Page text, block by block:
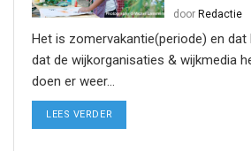
door Redactie
Het is zomervakantie(periode) en
dat de wijkorganisaties & wijkmedia
doen er weer...
LEES VERDER